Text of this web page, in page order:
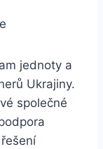
jednoty a
Ukrajiny.
společné